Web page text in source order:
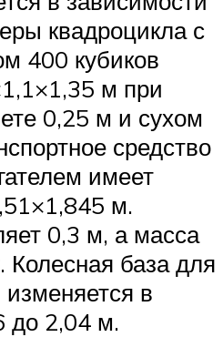
квадроцикла с
400 кубиков
м при
0,25 м и сухом
средство
имеет
м.
0,3 м, а масса
Колесная база для
в
до 2,04 м.